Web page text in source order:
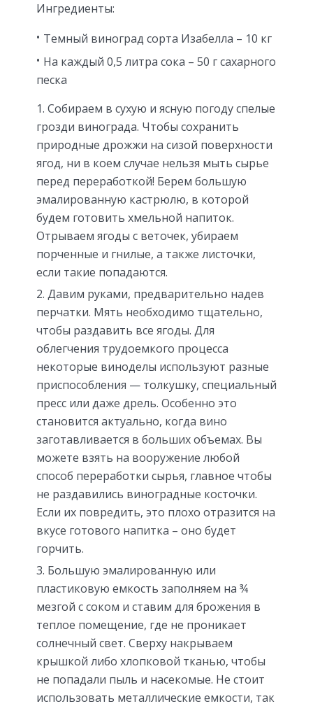
Ингредиенты:
Темный виноград сорта Изабелла – 10 кг
На каждый 0,5 литра сока – 50 г сахарного
песка
Собираем в сухую и ясную погоду спелые
грозди винограда. Чтобы сохранить
природные дрожжи на сизой поверхности
ягод, ни в коем случае нельзя мыть сырье
перед переработкой! Берем большую
эмалированную кастрюлю, в которой
будем готовить хмельной напиток.
Отрываем ягоды с веточек, убираем
порченные и гнилые, а также листочки,
если такие попадаются.
Давим руками, предварительно надев
перчатки. Мять необходимо тщательно,
чтобы раздавить все ягоды. Для
облегчения трудоемкого процесса
некоторые виноделы используют разные
приспособления — толкушку, специальный
пресс или даже дрель. Особенно это
становится актуально, когда вино
заготавливается в больших объемах. Вы
можете взять на вооружение любой
способ переработки сырья, главное чтобы
не раздавились виноградные косточки.
Если их повредить, это плохо отразится на
вкусе готового напитка – оно будет
горчить.
Большую эмалированную или
пластиковую емкость заполняем на ¾
мезгой с соком и ставим для брожения в
теплое помещение, где не проникает
солнечный свет. Сверху накрываем
крышкой либо хлопковой тканью, чтобы
не попадали пыль и насекомые. Не стоит
использовать металлические емкости, так